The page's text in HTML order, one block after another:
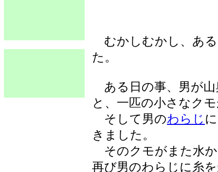
むかしむかし、あ
た。
ある日の事、男が山
と、一匹の小さなク
そして男のわらじ
きました。
そのクモがまた水
再び男のわらじに糸